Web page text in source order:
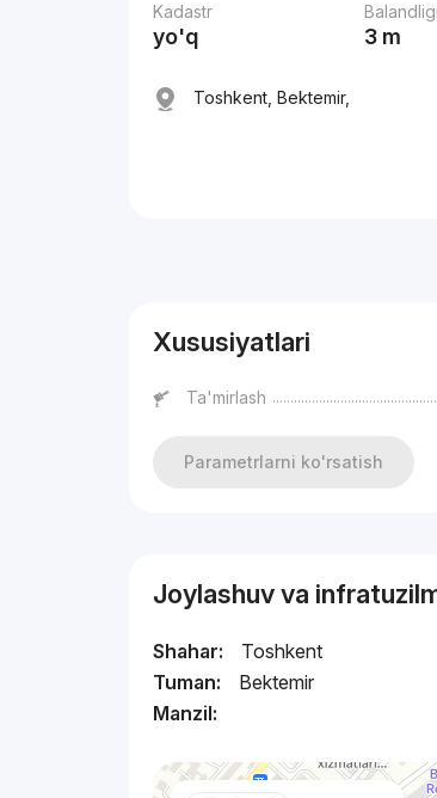
Kadastr
yo'q
Balandligi
3 m
Toshkent, Bektemir,
Xususiyatlari
Ta'mirlash
Parametrlarni ko'rsatish
Joylashuv va
Shahar:
Toshkent
Tuman:
Bektemir
Manzil: